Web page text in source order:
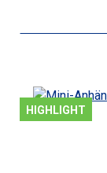
HIGHLIGHT